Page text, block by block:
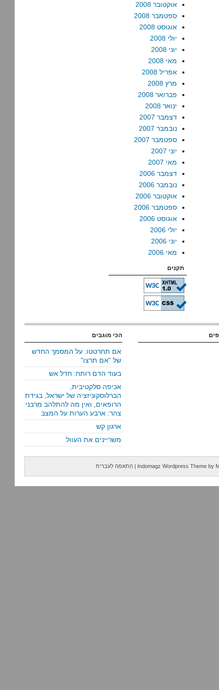
אוקטובר 2008
ספטמבר 2008
אוגוסט 2008
יולי 2008
יוני 2008
מאי 2008
אפריל 2008
מרץ 2008
פברואר 2008
ינואר 2008
דצמבר 2007
נובמבר 2007
ספטמבר 2007
יוני 2007
מאי 2007
דצמבר 2006
נובמבר 2006
אוקטובר 2006
ספטמבר 2006
אוגוסט 2006
יולי 2006
יוני 2006
מאי 2006
תקנים
הכי מוגבים
אם תחרטטו: על המסמך החדש
של "אם תרצו"
בעוד הדם רותח: חדל אש
אכיפה סלקטיבית,
הברלוסקוניזציה של ישראל, בגידת
הרופאים, ואין מה להתלהב מרבני
צהר: ארבע הערות על המצב
ארגון קש
משריינים את העוול
Indomagz Wordpress Theme by
| התאמה לעברית